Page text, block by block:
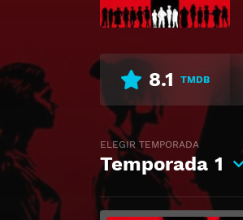
8.1 TMDB
ELEGIR TEMPORADA
Temporada 1